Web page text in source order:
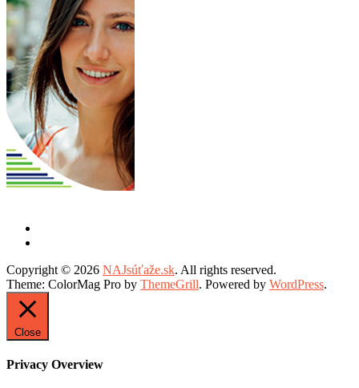
Copyright © 2026 NAJsúťaže.sk. All rights reserved.
Theme: ColorMag Pro by ThemeGrill. Powered by WordPress.
Close
Privacy Overview